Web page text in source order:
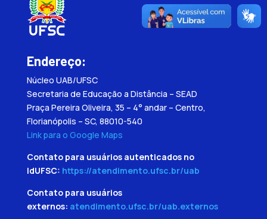
Endereço:
Núcleo UAB/UFSC
Secretaria de Educação a Distância – SEAD
Praça Pereira Oliveira, 35 – 4° andar – Centro,
Florianópolis – SC, 88010-540
Link para o Google Maps
Contato para usuários autenticados no
IdUFSC: https://atendimento.ufsc.br/uab
Contato para usuários
externos: atendimento.ufsc.br/uab.externos